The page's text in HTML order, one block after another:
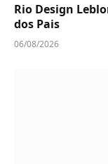
Rio Design
dos Pais
06/08/2026